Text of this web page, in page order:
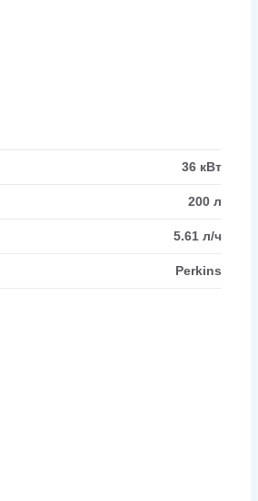
36 кВт
200 л
5.61 л/ч
Perkins